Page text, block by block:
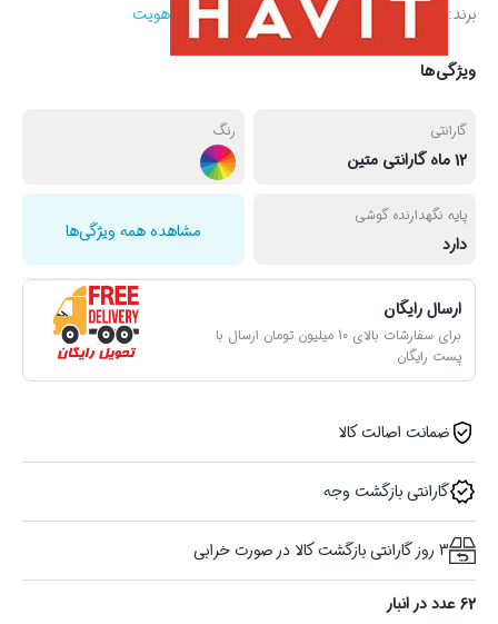
برند: هویت
ویژگی‌ها
گارانتی
12 ماه گارانتی متین
رنگ
پایه نگهدارنده گوشی
دارد
مشاهده همه ویژگی‌ها
ارسال رایگان
برای سفارشات بالای 10 میلیون تومان ارسال با
پست رایگان
ضمانت اصالت کالا
گارانتی بازگشت وجه
3 روز گارانتی بازگشت کالا در صورت خرابی
62 عدد در انبار